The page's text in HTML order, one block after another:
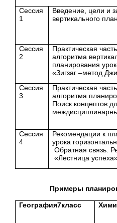
Сессия
1
Введение, цели и
вертикального
Сессия
2
Практическая
алгоритма
планирования
«Зигзаг –метод
Сессия
3
Практическая
алгоритма
Поиск концептов
Сессия
4
Рекомендации к
урока
Обратная связь.
«Лестница
Примеры
География7класс